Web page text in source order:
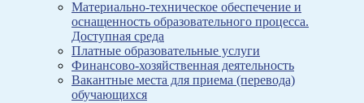
Материально-техническое обеспечение и
оснащенность образовательного процесса.
Доступная среда
Платные образовательные услуги
Финансово-хозяйственная деятельность
Вакантные места для приема (перевода)
обучающихся